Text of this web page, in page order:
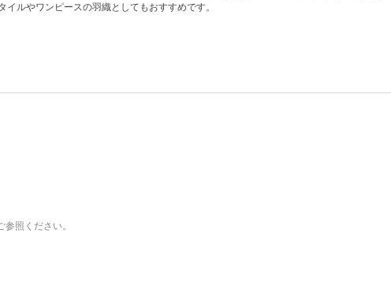
ルやワンピースの羽織としてもおすすめです。
参照ください。